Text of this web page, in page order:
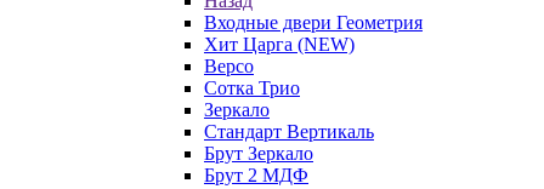
Входные двери Геометрия
Хит Царга (NEW)
Версо
Сотка Трио
Зеркало
Стандарт Вертикаль
Брут Зеркало
Брут 2 МДФ